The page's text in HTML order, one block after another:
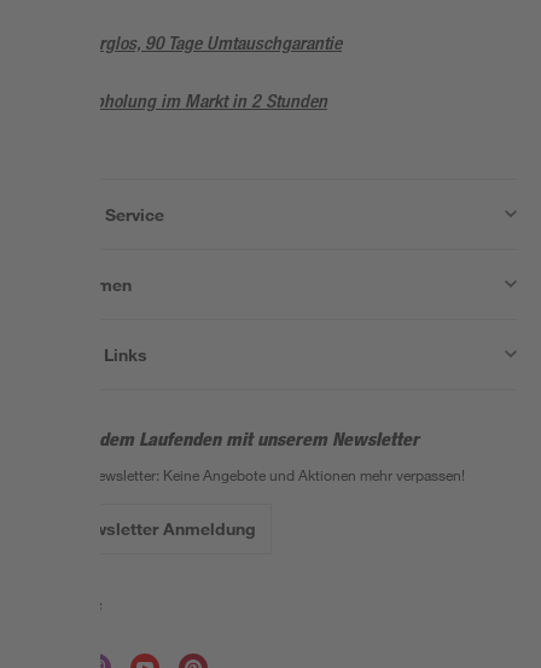
Sorglos, 90 Tage Umtauschgarantie
Abholung im Markt in 2 Stunden
Wissen & Service
Unternehmen
Nützliche Links
Bleib auf dem Laufenden mit unserem Newsletter
Der toom Newsletter: Keine Angebote und Aktionen mehr verpassen!
Zur Newsletter Anmeldung
Folge uns